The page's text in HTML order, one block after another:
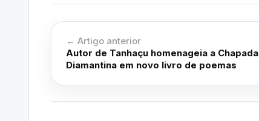
← Artigo anterior
Autor de Tanhaçu homenageia a Chapada
Diamantina em novo livro de poemas